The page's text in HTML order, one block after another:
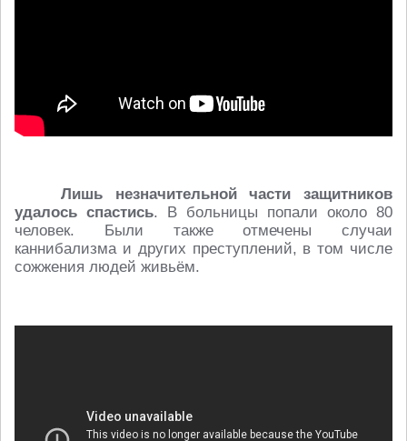
Лишь незначительной части защитников
удалось спастись. В больницы попали около 80
человек. Были также отмечены случаи
каннибализма и других преступлений, в том числе
сожжения людей живьём.